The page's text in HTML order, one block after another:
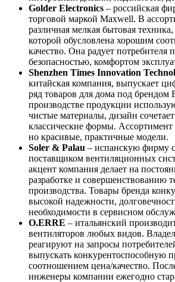
Golder Electronics – российская
торговой маркой Maxwell. В
различная мелкая бытовая
которой обусловлена хорошим
качество. Она радует потребителя
безопасностью, комфортом
Shenzhen Times Innovation
китайская компания, выпускает
ряд товаров для дома под брендом
производстве продукции
чистые материалы, дизайн
классические формы. Ассортимент
но красивые, практичные модели.
Soler & Palau – испанскую фирму
поставщиком вентиляционных
акцент компания делает на
разработке и совершенствованию
производства. Товары бренда
высокой надежности,
необходимости в сервисном
O.ERRE – итальянский
вентиляторов любых видов.
реагируют на запросы
выпускать конкурентоспособную
соотношением цена/качество.
инженеры компании ежегодно